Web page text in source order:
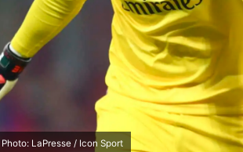
LaPresse / Icon Sport